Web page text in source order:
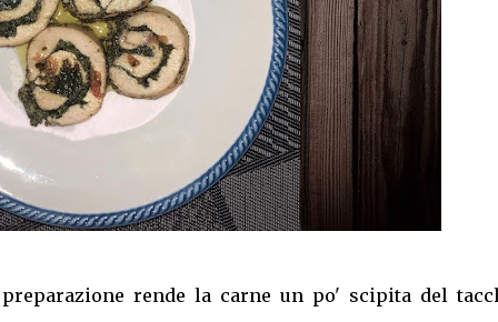
rende la carne un po' scipita del